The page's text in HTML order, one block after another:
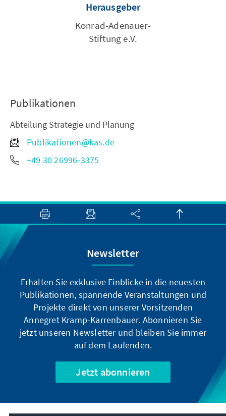
Herausgeber
Konrad-Adenauer-
Stiftung e.V.
Publikationen
Abteilung Strategie und Planung
Publikationen@kas.de
+49 30 26996-3375
Newsletter
Erhalten Sie exklusive Einblicke in die neuesten
Publikationen, spannende Veranstaltungen und
Projekte direkt von unserer Vorsitzenden
Annegret Kramp-Karrenbauer. Abonnieren Sie
jetzt unseren Newsletter und bleiben Sie immer
auf dem Laufenden.
Jetzt abonnieren